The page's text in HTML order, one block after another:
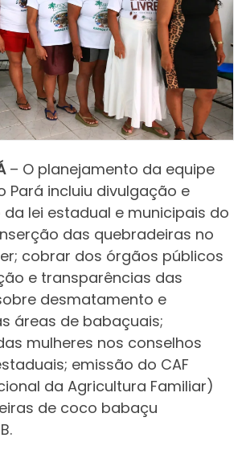
– O planejamento da equipe
Pará incluiu divulgação e
lei estadual e municipais do
das quebradeiras no
cobrar dos órgãos públicos
e transparências das
desmatamento e
áreas de babaçuais;
mulheres nos conselhos
emissão do CAF
da Agricultura Familiar)
de coco babaçu